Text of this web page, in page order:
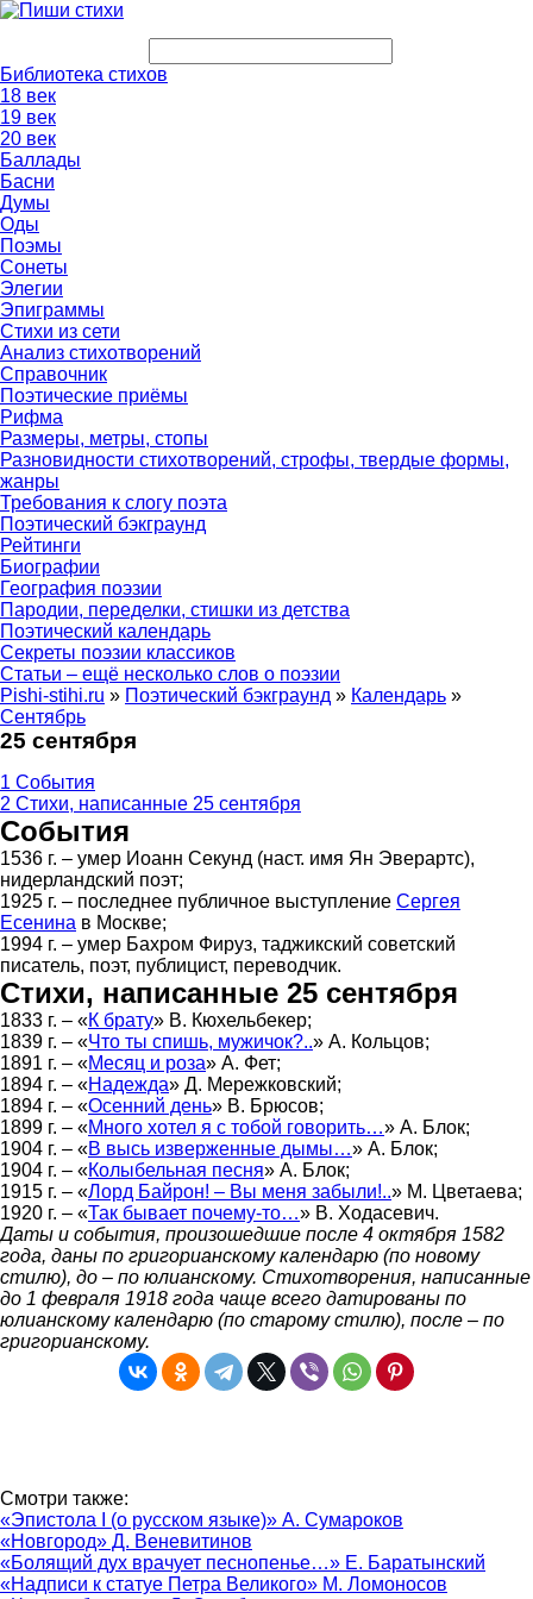
Библиотека стихов
18 век
19 век
20 век
Баллады
Басни
Думы
Оды
Поэмы
Сонеты
Элегии
Эпиграммы
Стихи из сети
Анализ стихотворений
Справочник
Поэтические приёмы
Рифма
Размеры, метры, стопы
Разновидности стихотворений, строфы, твердые формы,
жанры
Требования к слогу поэта
Поэтический бэкграунд
Рейтинги
Биографии
География поэзии
Пародии, переделки, стишки из детства
Поэтический календарь
Секреты поэзии классиков
Статьи – ещё несколько слов о поэзии
Pishi-stihi.ru » Поэтический бэкграунд » Календарь »
Сентябрь
25 сентября
1 События
2 Стихи, написанные 25 сентября
События
1536 г. – умер Иоанн Секунд (наст. имя Ян Эверартс),
нидерландский поэт;
1925 г. – последнее публичное выступление Сергея
Есенина в Москве;
1994 г. – умер Бахром Фируз, таджикский советский
писатель, поэт, публицист, переводчик.
Стихи, написанные 25 сентября
1833 г. – «К брату» В. Кюхельбекер;
1839 г. – «Что ты спишь, мужичок?..» А. Кольцов;
1891 г. – «Месяц и роза» А. Фет;
1894 г. – «Надежда» Д. Мережковский;
1894 г. – «Осенний день» В. Брюсов;
1899 г. – «Много хотел я с тобой говорить…» А. Блок;
1904 г. – «В высь изверженные дымы…» А. Блок;
1904 г. – «Колыбельная песня» А. Блок;
1915 г. – «Лорд Байрон! – Вы меня забыли!..» М. Цветаева;
1920 г. – «Так бывает почему-то…» В. Ходасевич.
Даты и события, произошедшие после 4 октября 1582
года, даны по григорианскому календарю (по новому
стилю), до – по юлианскому. Стихотворения, написанные
до 1 февраля 1918 года чаще всего датированы по
юлианскому календарю (по старому стилю), после – по
григорианскому.
Смотри также:
«Эпистола I (о русском языке)» А. Сумароков
«Новгород» Д. Веневитинов
«Болящий дух врачует песнопенье…» Е. Баратынский
«Надписи к статуе Петра Великого» М. Ломоносов